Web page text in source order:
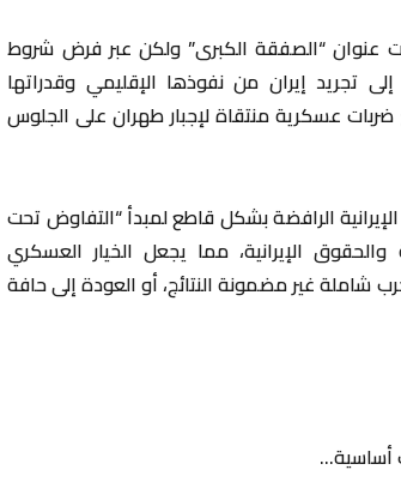
عنوان “الصفقة الكبرى” ولكن عبر فرض شروط
تجريد إيران من نفوذها الإقليمي وقدراتها
عسكرية منتقاة لإجبار طهران على الجلوس
الرافضة بشكل قاطع لمبدأ “التفاوض تحت
الإيرانية، مما يجعل الخيار العسكري
شاملة غير مضمونة النتائج، أو العودة إلى حافة
أساسية…